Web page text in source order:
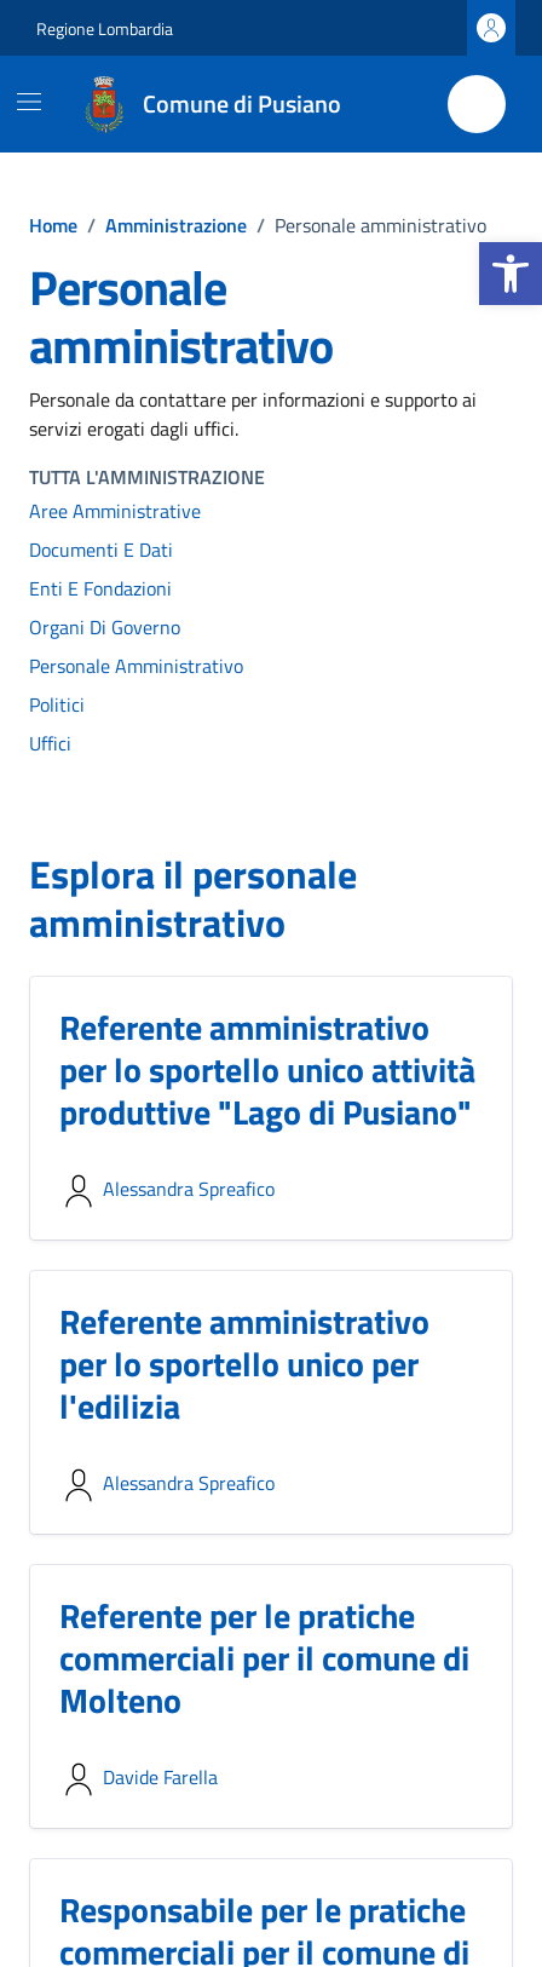
Regione Lombardia
Comune di Pusiano
Home / Amministrazione / Personale amministrativo
Personale
amministrativo
Personale da contattare per informazioni e supporto ai
servizi erogati dagli uffici.
TUTTA L'AMMINISTRAZIONE
Aree Amministrative
Documenti E Dati
Enti E Fondazioni
Organi Di Governo
Personale Amministrativo
Politici
Uffici
Esplora il personale
amministrativo
Referente amministrativo
per lo sportello unico attività
produttive "Lago di Pusiano"
Alessandra Spreafico
Referente amministrativo
per lo sportello unico per
l'edilizia
Alessandra Spreafico
Referente per le pratiche
commerciali per il comune di
Molteno
Davide Farella
Responsabile per le pratiche
commerciali per il comune di
Apri la